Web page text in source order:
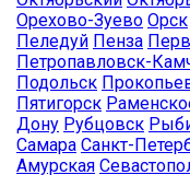
Орехово-Зуево Орск
Пеледуй Пенза
Петропавловск-
Подольск
Пятигорск
Дону Рубцовск
Самара Санкт-
Амурская